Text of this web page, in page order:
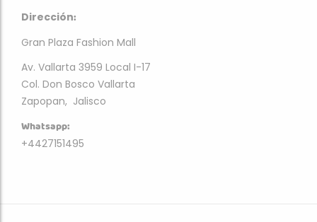
Dirección:
Gran Plaza Fashion Mall
Av. Vallarta 3959 Local I-17
Col. Don Bosco Vallarta
Zapopan, Jalisco
Whatsapp:
+4427151495